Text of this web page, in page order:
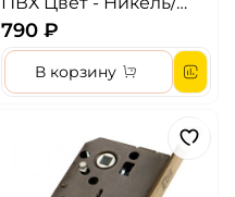
Хром
790 ₽
В корзину